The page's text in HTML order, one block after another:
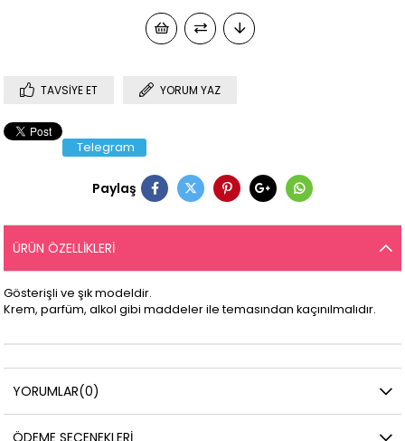
TAVSIYE ET YORUM YAZ
Telegram
Paylaş
ÜRÜN ÖZELLIKLERI
Gösterişli ve şık modeldir.
Krem, parfüm, alkol gibi maddeler ile temasından kaçınılmalıdır.
YORUMLAR(0)
ÖDEME SEÇENEKLERI